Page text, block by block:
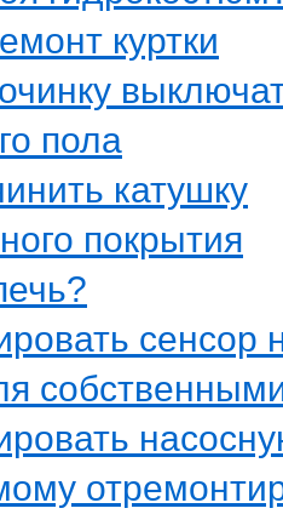
куртки
пола
катушку
покрытия
сенсор